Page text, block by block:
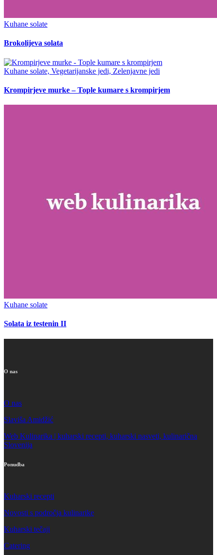
Kuhane solate
Brokolijeva solata
Kuhane solate, Vegetarijanske jedi, Zelenjavne jedi
Krompirjeve murke – Tople kumare s krompirjem
Kuhane solate
Solata iz testenin II
O nas
O nas
Slaviša Amidžić
Web Kulinarika | kuharski recepti, kuharski nasveti, kulinarična
Slovenija
Ponudba
Kuharski recepti
Novosti s področja kulinarike
Kuharski tečaji
Catering